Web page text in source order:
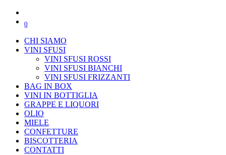
0
CHI SIAMO
VINI SFUSI
VINI SFUSI ROSSI
VINI SFUSI BIANCHI
VINI SFUSI FRIZZANTI
BAG IN BOX
VINI IN BOTTIGLIA
GRAPPE E LIQUORI
OLIO
MIELE
CONFETTURE
BISCOTTERIA
CONTATTI